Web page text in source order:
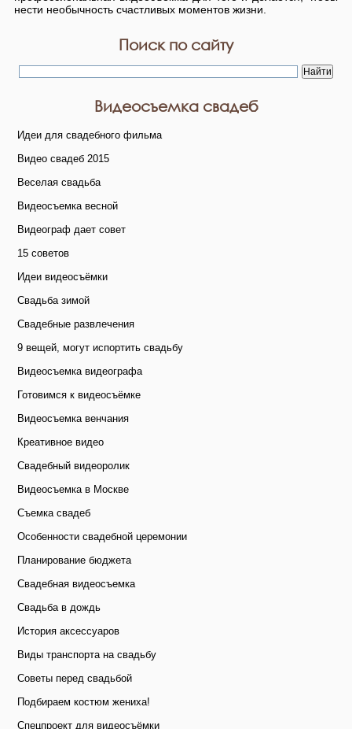
нести необычность счастливых моментов жизни.
Поиск по сайту
Видеосъемка свадеб
Идеи для свадебного фильма
Видео свадеб 2015
Веселая свадьба
Видеосъемка весной
Видеограф дает совет
15 советов
Идеи видеосъёмки
Свадьба зимой
Свадебные развлечения
9 вещей, могут испортить свадьбу
Видеосъемка видеографа
Готовимся к видеосъёмке
Видеосъемка венчания
Креативное видео
Свадебный видеоролик
Видеосъемка в Москве
Съемка свадеб
Особенности свадебной церемонии
Планирование бюджета
Свадебная видеосъемка
Свадьба в дождь
История аксессуаров
Виды транспорта на свадьбу
Советы перед свадьбой
Подбираем костюм жениха!
Спецпроект для видеосъёмки